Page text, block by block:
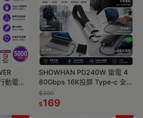
動電源
SHOWHAN PD240W 雷電 4
80Gbps 16K投屏 Type-c 全功
能 磁吸扁短數據充電線 18CM
$390
$169